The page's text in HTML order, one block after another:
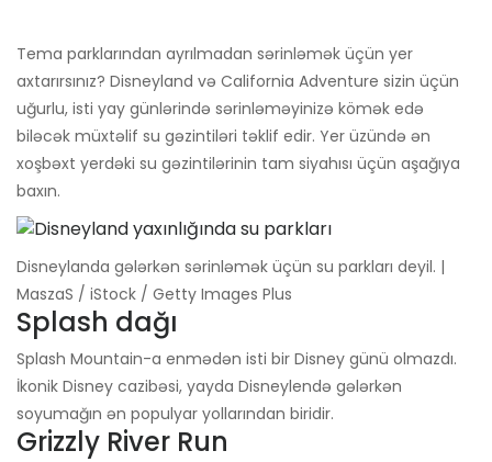
Tema parklarından ayrılmadan sərinləmək üçün yer
axtarırsınız? Disneyland və California Adventure sizin üçün
uğurlu, isti yay günlərində sərinləməyinizə kömək edə
biləcək müxtəlif su gəzintiləri təklif edir. Yer üzündə ən
xoşbəxt yerdəki su gəzintilərinin tam siyahısı üçün aşağıya
baxın.
Disneylanda gələrkən sərinləmək üçün su parkları deyil. |
MaszaS / iStock / Getty Images Plus
Splash dağı
Splash Mountain-a enmədən isti bir Disney günü olmazdı.
İkonik Disney cazibəsi, yayda Disneylendə gələrkən
soyumağın ən populyar yollarından biridir.
Grizzly River Run